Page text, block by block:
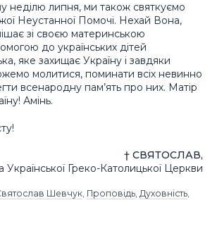
неділю липня, ми також святкуємо
Неустанної Помочі. Нехай Вона,
зі своєю материнською
до українських дітей
яке захищає Україну і завдяки
молитися, поминати всіх невинно
всенародну пам’ять про них. Матір
Амінь.
† СВЯТОСЛАВ,
Української Греко-Католицької Церкви
Шевчук, Проповідь, Духовність,